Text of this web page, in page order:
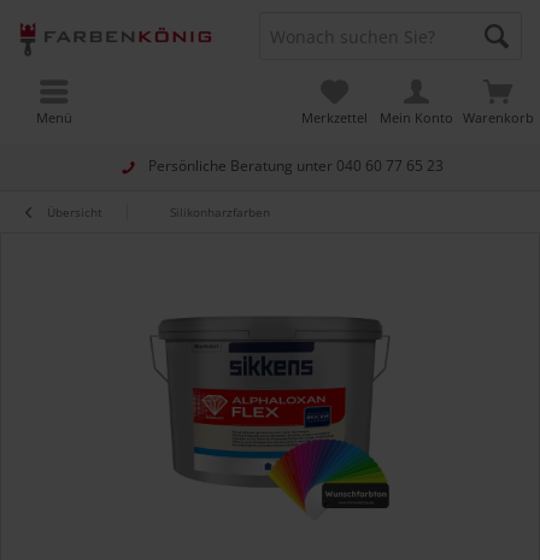
Persönliche Beratung unter 040 60 77 65 23
Warenkorb
Merkzettel Mein Konto
Menü
Übersicht Silikonharzfarben